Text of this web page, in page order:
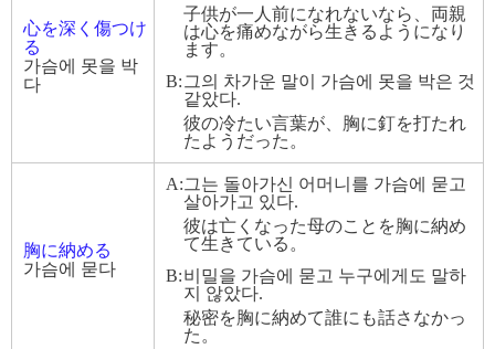
心を深く傷つけ
る
가슴에 못을 박
다
子供が一人前になれないなら、両親
は心を痛めながら生きるようになり
ます。
B: 그의 차가운 말이 가슴에 못을 박은 것
같았다.
彼の冷たい言葉が、胸に釘を打たれ
たようだった。
胸に納める
가슴에 묻다
A:그는 돌아가신 어머니를 가슴에 묻고
살아가고 있다.
彼は亡くなった母のことを胸に納め
て生きている。
B:비밀을 가슴에 묻고 누구에게도 말하
지 않았다.
秘密を胸に納めて誰にも話さなかっ
た。